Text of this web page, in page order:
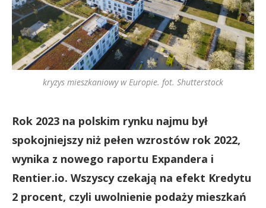
kryzys mieszkaniowy w Europie. fot. Shutterstock
Rok 2023 na polskim rynku najmu był
spokojniejszy niż pełen wzrostów rok 2022,
wynika z nowego raportu Expandera i
Rentier.io. Wszyscy czekają na efekt Kredytu
2 procent, czyli uwolnienie podaży mieszkań